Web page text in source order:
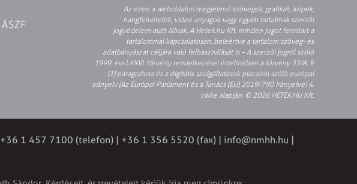
ÁSZF
Az ezen a weboldalon megjelenő szövegek, grafikák, képek,
hangfelvételek, video anyagok vagy egyéb tartalmak szerzői
jogvédelem alatt állnak. A Hetek.hu Kft. minden jogot fenntart a
tartalommal kapcsolatosan, beleértve a tartalom szöveg- és
adatbányászat céljára való felhasználását is – A szerzői jogról szóló
1999. évi LXXVI. törvény rendelkezései értelmében a törvény 35/A. §
(1) paragrafusa és a digitális szolgáltatások piacairól szóló európai
irányelv (Az Európai Parlament és a Tanács (EU) 2019/790 Irányelve) 4.
cikke alapján. © 2026 HETEK.HU Kft.
1 457 7100 (telefon) | +36 1 356 5520 (fax) | info@nmhh.hu